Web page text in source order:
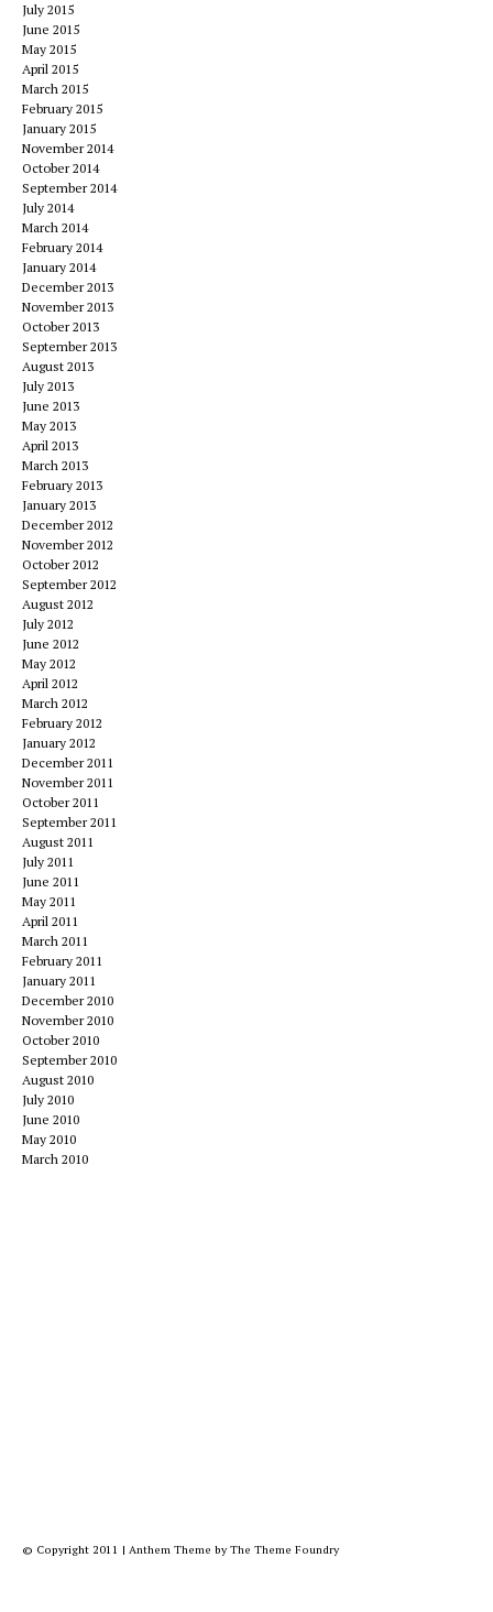
July 2015
June 2015
May 2015
April 2015
March 2015
February 2015
January 2015
November 2014
October 2014
September 2014
July 2014
March 2014
February 2014
January 2014
December 2013
November 2013
October 2013
September 2013
August 2013
July 2013
June 2013
May 2013
April 2013
March 2013
February 2013
January 2013
December 2012
November 2012
October 2012
September 2012
August 2012
July 2012
June 2012
May 2012
April 2012
March 2012
February 2012
January 2012
December 2011
November 2011
October 2011
September 2011
August 2011
July 2011
June 2011
May 2011
April 2011
March 2011
February 2011
January 2011
December 2010
November 2010
October 2010
September 2010
August 2010
July 2010
June 2010
May 2010
March 2010
© Copyright 2011 | Anthem Theme byThe Theme Foundry